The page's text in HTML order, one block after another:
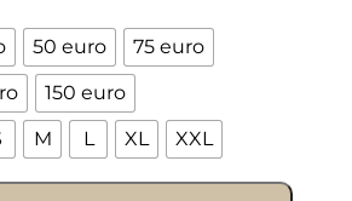
€ 25,00
through
€ 150,00
50 euro
75 euro
150 euro
M L XL XXL